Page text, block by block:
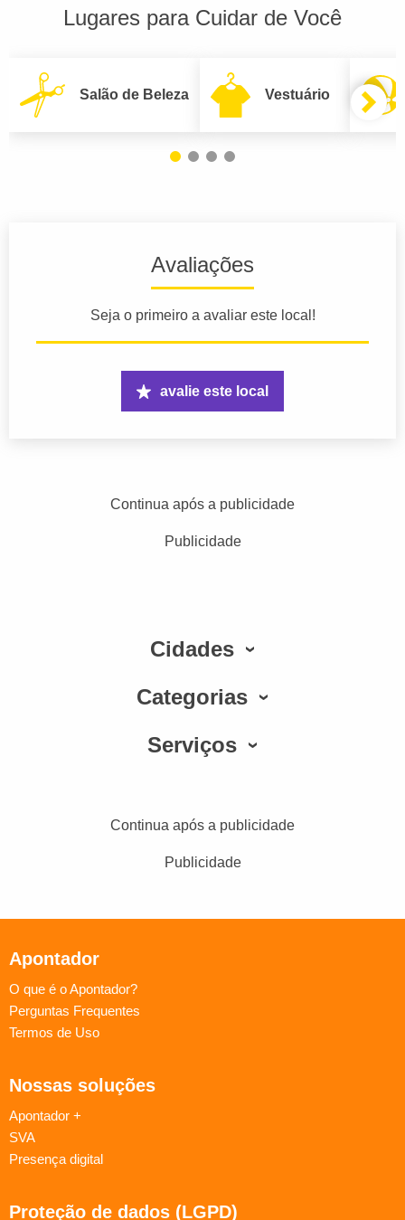
Lugares para Cuidar de Você
Salão de Beleza Vestuário
Avaliações
Seja o primeiro a avaliar este local!
avalie este local
Continua após a publicidade
Publicidade
Cidades
Categorias
Serviços
Continua após a publicidade
Publicidade
Apontador
O que é o Apontador?
Perguntas Frequentes
Termos de Uso
Nossas soluções
Apontador +
SVA
Presença digital
Proteção de dados (LGPD)